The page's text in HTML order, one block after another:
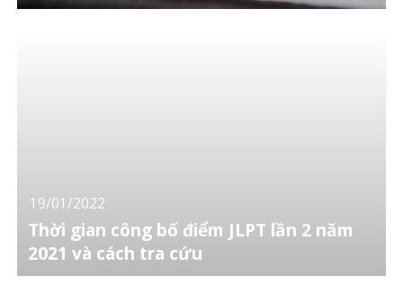
19/01/2022
Thời gian công bố điểm JLPT lần 2 năm
2021 và cách tra cứu